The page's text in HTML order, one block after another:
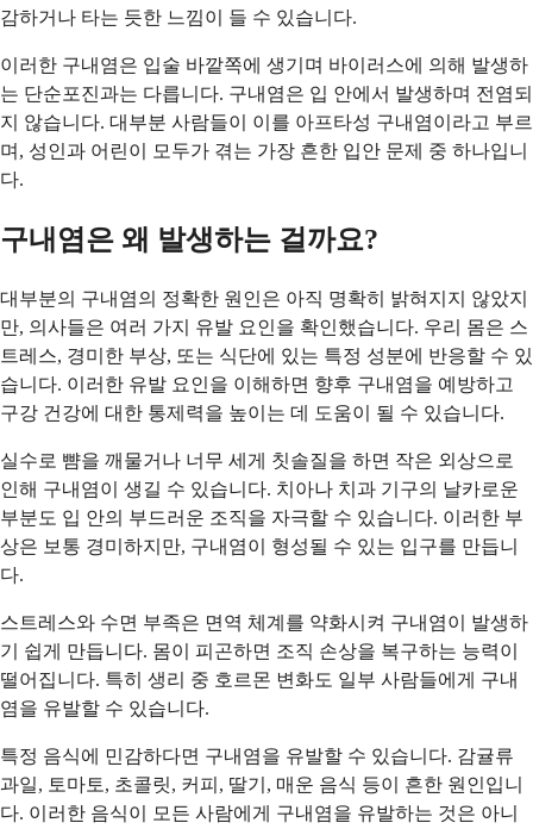
감하거나 타는 듯한 느낌이 들 수 있습니다.
이러한 구내염은 입술 바깥쪽에 생기며 바이러스에 의해 발생하
는 단순포진과는 다릅니다. 구내염은 입 안에서 발생하며 전염되
지 않습니다. 대부분 사람들이 이를 아프타성 구내염이라고 부르
며, 성인과 어린이 모두가 겪는 가장 흔한 입안 문제 중 하나입니
다.
구내염은 왜 발생하는 걸까요?
대부분의 구내염의 정확한 원인은 아직 명확히 밝혀지지 않았지
만, 의사들은 여러 가지 유발 요인을 확인했습니다. 우리 몸은 스
트레스, 경미한 부상, 또는 식단에 있는 특정 성분에 반응할 수 있
습니다. 이러한 유발 요인을 이해하면 향후 구내염을 예방하고
구강 건강에 대한 통제력을 높이는 데 도움이 될 수 있습니다.
실수로 뺨을 깨물거나 너무 세게 칫솔질을 하면 작은 외상으로
인해 구내염이 생길 수 있습니다. 치아나 치과 기구의 날카로운
부분도 입 안의 부드러운 조직을 자극할 수 있습니다. 이러한 부
상은 보통 경미하지만, 구내염이 형성될 수 있는 입구를 만듭니
다.
스트레스와 수면 부족은 면역 체계를 약화시켜 구내염이 발생하
기 쉽게 만듭니다. 몸이 피곤하면 조직 손상을 복구하는 능력이
떨어집니다. 특히 생리 중 호르몬 변화도 일부 사람들에게 구내
염을 유발할 수 있습니다.
특정 음식에 민감하다면 구내염을 유발할 수 있습니다. 감귤류
과일, 토마토, 초콜릿, 커피, 딸기, 매운 음식 등이 흔한 원인입니
다. 이러한 음식이 모든 사람에게 구내염을 유발하는 것은 아니